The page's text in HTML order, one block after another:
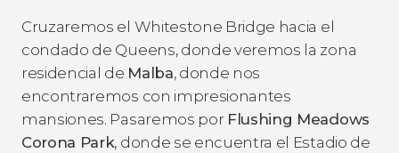
Cruzaremos el Whitestone Bridge hacia el
condado de Queens, donde veremos la zona
residencial de Malba, donde nos
encontraremos con impresionantes
mansiones. Pasaremos por Flushing Meadows
Corona Park, donde se encuentra el Estadio de